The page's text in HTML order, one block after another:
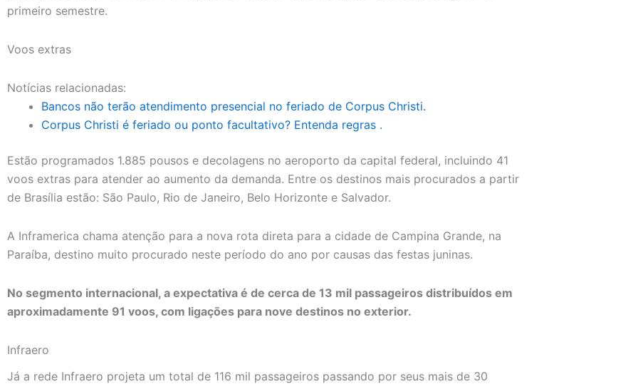
primeiro semestre.
Voos extras
Notícias relacionadas:
Bancos não terão atendimento presencial no feriado de Corpus Christi.
Corpus Christi é feriado ou ponto facultativo? Entenda regras .
Estão programados 1.885 pousos e decolagens no aeroporto da capital federal, incluindo 41
voos extras para atender ao aumento da demanda. Entre os destinos mais procurados a partir
de Brasília estão: São Paulo, Rio de Janeiro, Belo Horizonte e Salvador.
A Inframerica chama atenção para a nova rota direta para a cidade de Campina Grande, na
Paraíba, destino muito procurado neste período do ano por causas das festas juninas.
No segmento internacional, a expectativa é de cerca de 13 mil passageiros distribuídos em
aproximadamente 91 voos, com ligações para nove destinos no exterior.
Infraero
Já a rede Infraero projeta um total de 116 mil passageiros passando por seus mais de 30